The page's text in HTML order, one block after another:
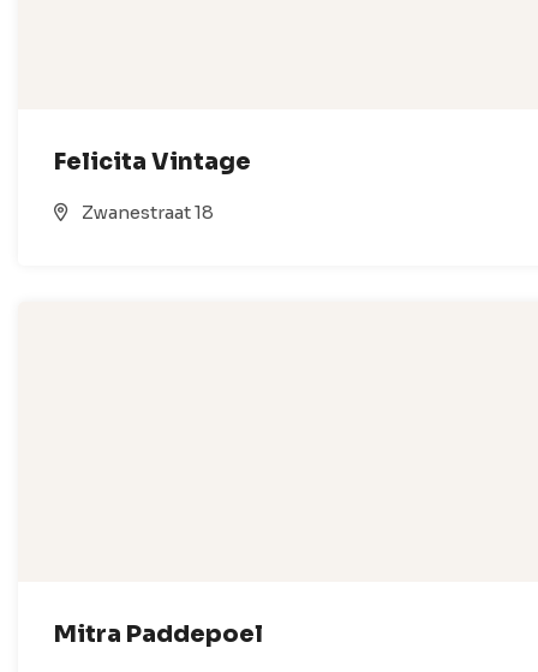
Felicita Vintage
Zwanestraat 18
Mitra Paddepoel